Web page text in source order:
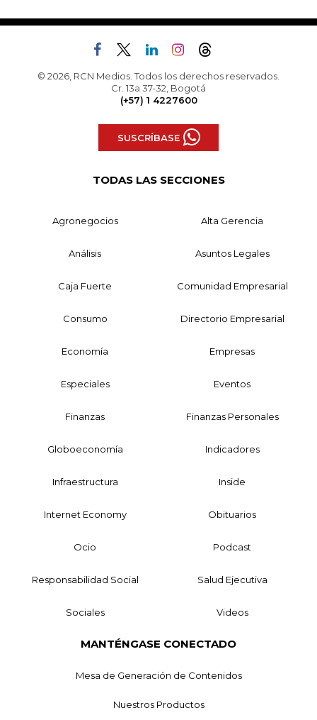
© 2026, RCN Medios. Todos los derechos reservados.
Cr. 13a 37-32, Bogotá
(+57) 1 4227600
SUSCRÍBASE
TODAS LAS SECCIONES
Agronegocios Alta Gerencia
Análisis Asuntos Legales
Caja Fuerte Comunidad Empresarial
Consumo Directorio Empresarial
Economía Empresas
Especiales Eventos
Finanzas Finanzas Personales
Globoeconomía Indicadores
Infraestructura Inside
Internet Economy Obituarios
Ocio Podcast
Responsabilidad Social Salud Ejecutiva
Sociales Videos
MANTÉNGASE CONECTADO
Mesa de Generación de Contenidos
Nuestros Productos